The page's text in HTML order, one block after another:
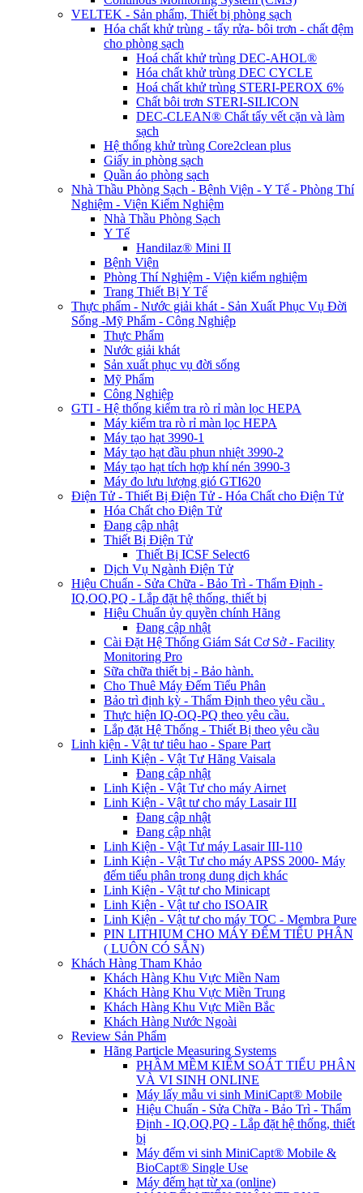
VELTEK - Sản phẩm, Thiết bị phòng sạch
Hóa chất khử trùng - tẩy rửa- bôi trơn - chất đệm
cho phòng sạch
Hoá chất khử trùng DEC-AHOL®
Hóa chất khử trùng DEC CYCLE
Hoá chất khử trùng STERI-PEROX 6%
Chất bôi trơn STERI-SILICON
DEC-CLEAN® Chất tẩy vết cặn và làm
sạch
Hệ thống khử trùng Core2clean plus
Giấy in phòng sạch
Quần áo phòng sạch
Nhà Thầu Phòng Sạch - Bệnh Viện - Y Tế - Phòng Thí
Nghiệm - Viện Kiểm Nghiệm
Nhà Thầu Phòng Sạch
Y Tế
Handilaz® Mini II
Bệnh Viện
Phòng Thí Nghiệm - Viện kiểm nghiệm
Trang Thiết Bị Y Tế
Thực phẩm - Nước giải khát - Sản Xuất Phục Vụ Đời
Sống -Mỹ Phẩm - Công Nghiệp
Thực Phẩm
Nước giải khát
Sản xuất phục vụ đời sống
Mỹ Phẩm
Công Nghiệp
GTI - Hệ thống kiểm tra rò rỉ màn lọc HEPA
Máy kiểm tra rò rỉ màn lọc HEPA
Máy tạo hạt 3990-1
Máy tạo hạt đầu phun nhiệt 3990-2
Máy tạo hạt tích hợp khí nén 3990-3
Máy đo lưu lượng gió GTI620
Điện Tử - Thiết Bị Điện Tử - Hóa Chất cho Điện Tử
Hóa Chất cho Điện Tử
Đang cập nhật
Thiết Bị Điện Tử
Thiết Bị ICSF Select6
Dịch Vụ Ngành Điện Tử
Hiệu Chuẩn - Sửa Chữa - Bảo Trì - Thẩm Định -
IQ,OQ,PQ - Lắp đặt hệ thống, thiết bị
Hiệu Chuẩn ủy quyền chính Hãng
Đang cập nhật
Cài Đặt Hệ Thống Giám Sát Cơ Sở - Facility
Monitoring Pro
Sữa chữa thiết bị - Bảo hành.
Cho Thuê Máy Đếm Tiểu Phân
Bảo trì định kỳ - Thẩm Định theo yêu cầu .
Thực hiện IQ-OQ-PQ theo yêu cầu.
Lắp đặt Hệ Thống - Thiết Bị theo yêu cầu
Linh kiện - Vật tư tiêu hao - Spare Part
Linh Kiện - Vật Tư Hãng Vaisala
Đang cập nhật
Linh Kiện - Vật Tư cho máy Airnet
Linh Kiện - Vật tư cho máy Lasair III
Đang cập nhật
Đang cập nhật
Linh Kiện - Vật Tư máy Lasair III-110
Linh Kiện - Vật Tư cho máy APSS 2000- Máy
đếm tiểu phân trong dung dịch khác
Linh Kiện - Vật tư cho Minicapt
Linh Kiện - Vật tư cho ISOAIR
Linh Kiện - Vật tư cho máy TOC - Membra Pure
PIN LITHIUM CHO MÁY ĐẾM TIỂU PHÂN
( LUÔN CÓ SẴN)
Khách Hàng Tham Khảo
Khách Hàng Khu Vực Miền Nam
Khách Hàng Khu Vực Miền Trung
Khách Hàng Khu Vực Miền Bắc
Khách Hàng Nước Ngoài
Review Sản Phẩm
Hãng Particle Measuring Systems
PHẦM MỀM KIỂM SOÁT TIỂU PHÂN
VÀ VI SINH ONLINE
Máy lấy mẫu vi sinh MiniCapt® Mobile
Hiệu Chuẩn - Sửa Chữa - Bảo Trì - Thẩm
Định - IQ,OQ,PQ - Lắp đặt hệ thống, thiết
bị
Máy đếm vi sinh MiniCapt® Mobile &
BioCapt® Single Use
Máy đếm hạt từ xa (online)